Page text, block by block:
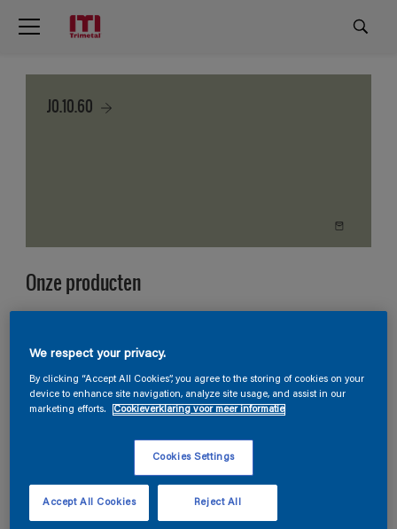
J0.10.60
Onze producten
Filter
Matte, oplosmiddelvrije muurverf
voor binnen
We respect your privacy.
By clicking “Accept All Cookies”, you agree to the storing of cookies on your
device to enhance site navigation, analyze site usage, and assist in our
marketing efforts.
Cookieverklaring voor meer informatie
Cookies Settings
Reject All
Accept All Cookies